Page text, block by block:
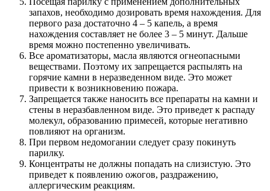
запахов, необходимо дозировать время нахождения. Для
первого раза достаточно 4 – 5 капель, а время
нахождения составляет не более 3 – 5 минут. Дальше
время можно постепенно увеличивать.
Все ароматизаторы, масла являются огнеопасными
веществами. Поэтому их запрещается распылять на
горячие камни в неразведенном виде. Это может
привести к возникновению пожара.
Запрещается также наносить все препараты на камни и
стены в неразбавленном виде. Это приведет к распаду
молекул, образованию примесей, которые негативно
повлияют на организм.
При первом недомогании следует сразу покинуть
парилку.
Концентраты не должны попадать на слизистую. Это
приведет к появлению ожогов, раздражению,
аллергическим реакциям.